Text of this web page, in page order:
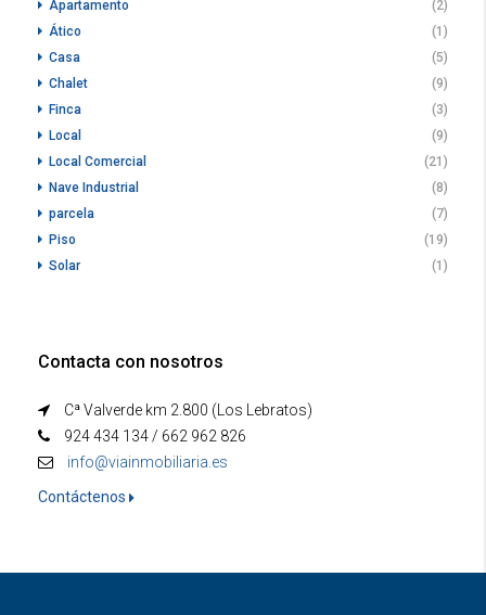
Apartamento
(2)
Ático
(1)
Casa
(5)
Chalet
(9)
Finca
(3)
Local
(9)
Local Comercial
(21)
Nave Industrial
(8)
parcela
(7)
Piso
(19)
Solar
(1)
Contacta con nosotros
Cª Valverde km 2.800 (Los Lebratos)
924 434 134 / 662 962 826
info@viainmobiliaria.es
Contáctenos